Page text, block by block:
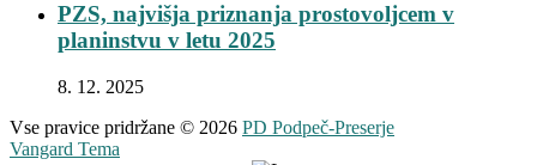
PZS, najvišja priznanja prostovoljcem v
planinstvu v letu 2025
8. 12. 2025
Vse pravice pridržane © 2026 PD Podpeč-Preserje
Vangard Tema